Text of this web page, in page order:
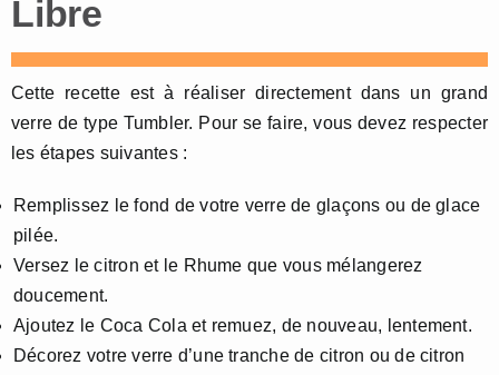
Libre
Cette recette est à réaliser directement dans un grand
verre de type Tumbler. Pour se faire, vous devez respecter
les étapes suivantes :
Remplissez le fond de votre verre de glaçons ou de glace
pilée.
Versez le citron et le Rhume que vous mélangerez
doucement.
Ajoutez le Coca Cola et remuez, de nouveau, lentement.
Décorez votre verre d’une tranche de citron ou de citron